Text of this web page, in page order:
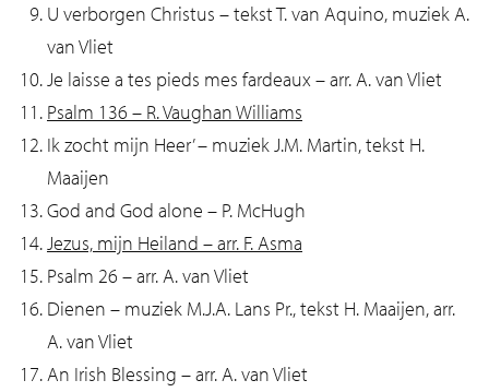
U verborgen Christus – tekst T. van Aquino, muziek A.
van Vliet
Je laisse a tes pieds mes fardeaux – arr. A. van Vliet
Psalm 136 – R. Vaughan Williams
Ik zocht mijn Heer’ – muziek J.M. Martin, tekst H.
Maaijen
God and God alone – P. McHugh
Jezus, mijn Heiland – arr. F. Asma
Psalm 26 – arr. A. van Vliet
Dienen – muziek M.J.A. Lans Pr., tekst H. Maaijen, arr.
A. van Vliet
An Irish Blessing – arr. A. van Vliet